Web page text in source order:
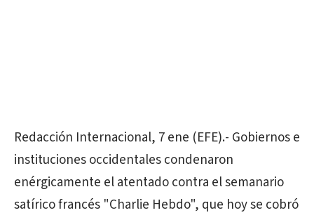
Redacción Internacional, 7 ene (EFE).- Gobiernos e
instituciones occidentales condenaron
enérgicamente el atentado contra el semanario
satírico francés "Charlie Hebdo", que hoy se cobró